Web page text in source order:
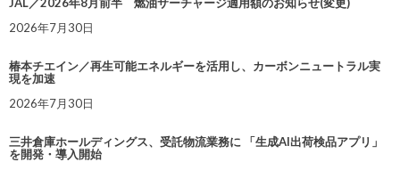
2026年7月30日
椿本チエイン／再生可能エネルギーを活用し、カーボンニュートラル実
現を加速
2026年7月30日
三井倉庫ホールディングス、受託物流業務に 「生成AI出荷検品アプリ」
を開発・導入開始